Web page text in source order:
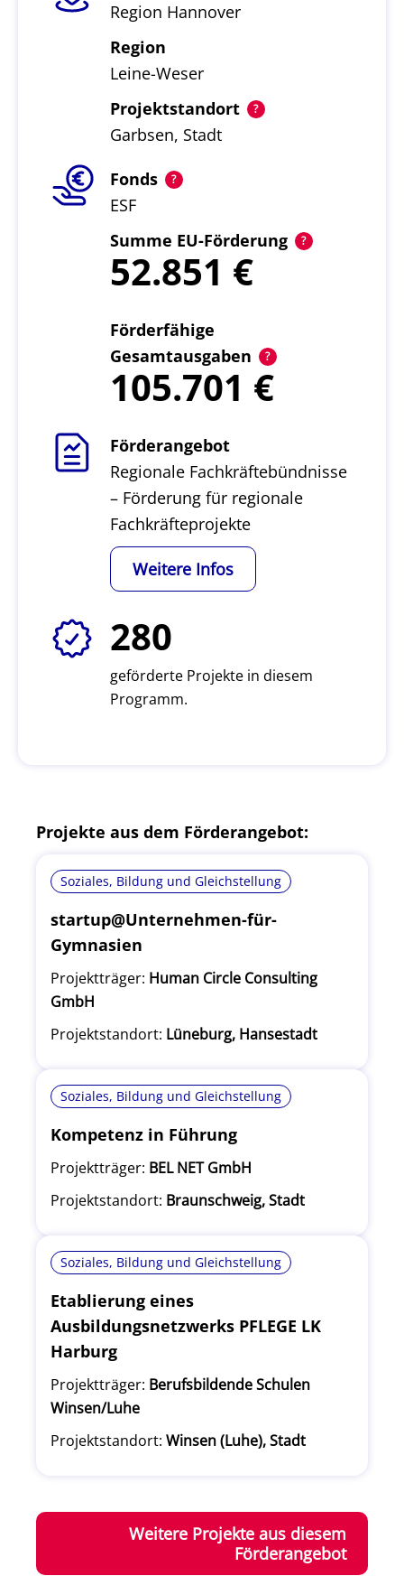
Region Hannover
Region
Leine-Weser
Projektstandort
Garbsen, Stadt
Fonds
ESF
Summe EU-Förderung
52.851
Förderfähige
Gesamtausgaben
105.701
Förderangebot
Regionale Fachkräftebündnisse
– Förderung für regionale
Fachkräfteprojekte
Weitere Infos
280
geförderte Projekte in diesem
Programm.
Projekte aus dem Förderangebot:
Soziales, Bildung und Gleichstellung
startup@Unternehmen-für-
Gymnasien
Projektträger: Human Circle Consulting
GmbH
Projektstandort: Lüneburg, Hansestadt
Soziales, Bildung und Gleichstellung
Kompetenz in Führung
Projektträger: BEL NET GmbH
Projektstandort: Braunschweig, Stadt
Soziales, Bildung und Gleichstellung
Etablierung eines
Ausbildungsnetzwerks PFLEGE LK
Harburg
Projektträger: Berufsbildende Schulen
Winsen/Luhe
Projektstandort: Winsen (Luhe), Stadt
Weitere Projekte aus diesem
Förderangebot